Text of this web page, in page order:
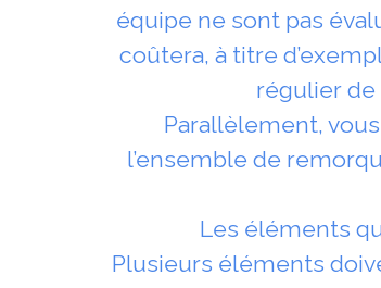
équipe ne sont pas
coûtera, à titre
régulier de
Parallèlement,
l’ensemble de
Les éléments
Plusieurs éléments